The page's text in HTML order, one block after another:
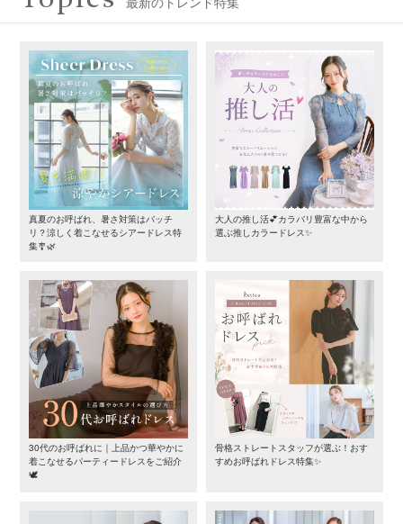
真夏のお呼ばれ、暑さ対策はバッチ
リ？涼しく着こなせるシアードレス特
集🎐🌿
大人の推し活💕カラバリ豊富な中から
選ぶ推しカラードレス✨
30代のお呼ばれに｜上品かつ華やかに
着こなせるパーティードレスをご紹介
🕊️
骨格ストレートスタッフが選ぶ！おす
すめお呼ばれドレス特集✨